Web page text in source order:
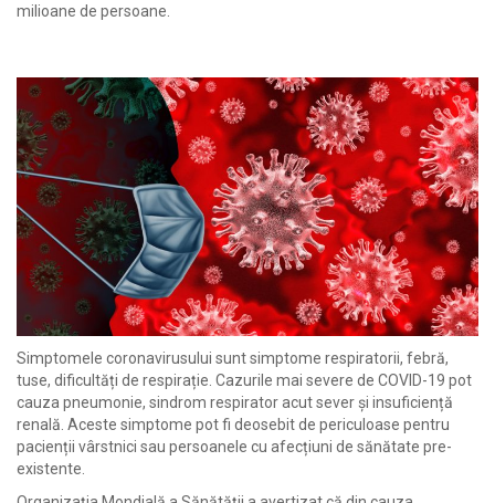
milioane de persoane.
Simptomele coronavirusului sunt simptome respiratorii, febră,
tuse, dificultăți de respirație. Cazurile mai severe de COVID-19 pot
cauza pneumonie, sindrom respirator acut sever și insuficiență
renală. Aceste simptome pot fi deosebit de periculoase pentru
pacienții vârstnici sau persoanele cu afecțiuni de sănătate pre-
existente.